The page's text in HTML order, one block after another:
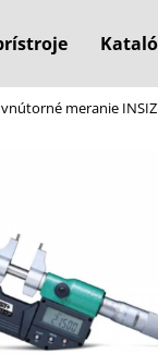
meranie
nájsť?